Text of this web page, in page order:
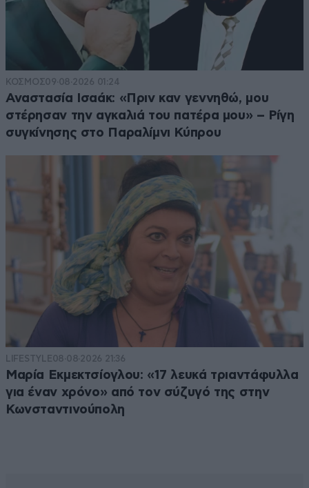
ΚΟΣΜΟΣ09·08·2026 01:24
Αναστασία Ισαάκ: «Πριν καν γεννηθώ, μου
στέρησαν την αγκαλιά του πατέρα μου» – Ρίγη
συγκίνησης στο Παραλίμνι Κύπρου
LIFESTYLE08·08·2026 21:36
Μαρία Εκμεκτσίογλου: «17 λευκά τριαντάφυλλα
για έναν χρόνο» από τον σύζυγό της στην
Κωνσταντινούπολη